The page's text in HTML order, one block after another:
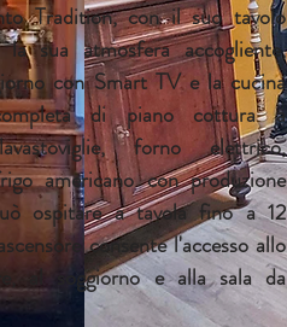
Tradition, con il suo tavolo
la sua atmosfera accogliente,
con Smart TV e la cucina
di piano cottura a
forno elettrico,
americano con produzione
ospitare a tavola fino a 12
consente l'accesso allo
al soggiorno e alla sala da